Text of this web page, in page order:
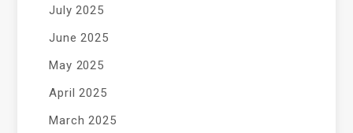
July 2025
June 2025
May 2025
April 2025
March 2025